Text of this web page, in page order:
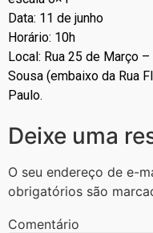
Data: 11 de junho
Horário: 10h
Local: Rua 25 de Março
Sousa (embaixo da Rua
Paulo.
Deixe uma
O seu endereço de e-
obrigatórios são
Comentário